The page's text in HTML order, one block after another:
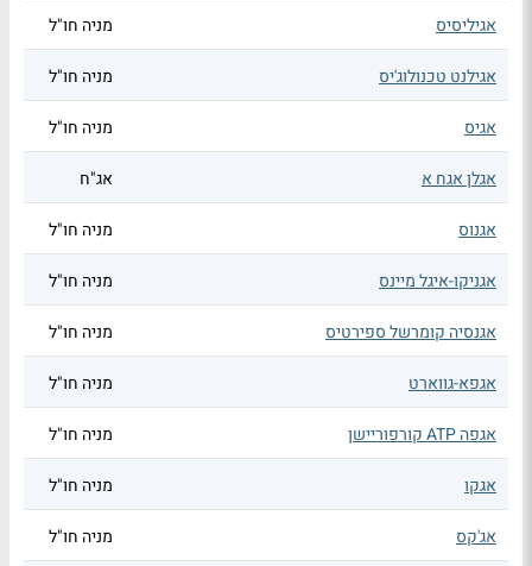
אגיליסיס מניה חו"ל
אגילנט טכנולוג'יס מניה חו"ל
אגיס מניה חו"ל
אגלן אגח א אג"ח
אגנוס מניה חו"ל
אגניקו-איגל מיינס מניה חו"ל
אגנסיה קומרשל ספירטיס מניה חו"ל
אגפא-גווארט מניה חו"ל
אגפה ATP קורפוריישן מניה חו"ל
אגקו מניה חו"ל
אג'קס מניה חו"ל